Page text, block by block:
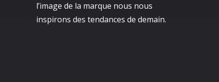
l’image de la marque nous nous
inspirons des tendances de demain.